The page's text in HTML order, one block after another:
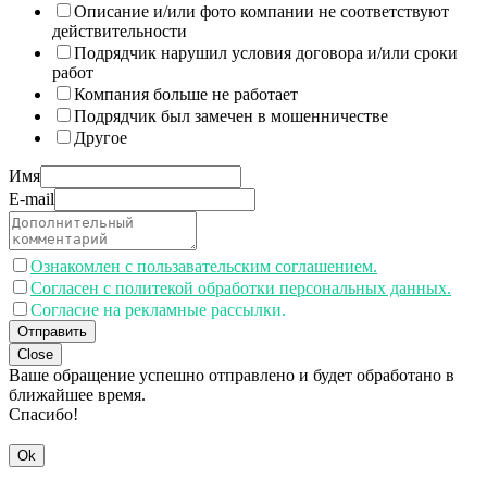
Описание и/или фото компании не соответствуют
действительности
Подрядчик нарушил условия договора и/или сроки
работ
Компания больше не работает
Подрядчик был замечен в мошенничестве
Другое
Имя
E-mail
Ознакомлен с пользавательским соглашением.
Согласен с политекой обработки персональных данных.
Согласие на рекламные рассылки.
Отправить
Close
Ваше обращение успешно отправлено и будет обработано в
ближайшее время.
Спасибо!
Ok